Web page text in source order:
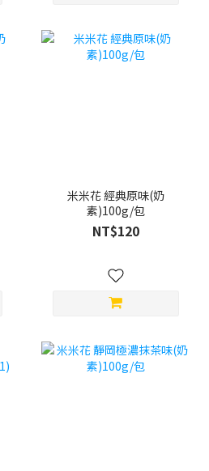
米米花 經典原味(奶
素)100g/包
NT$120